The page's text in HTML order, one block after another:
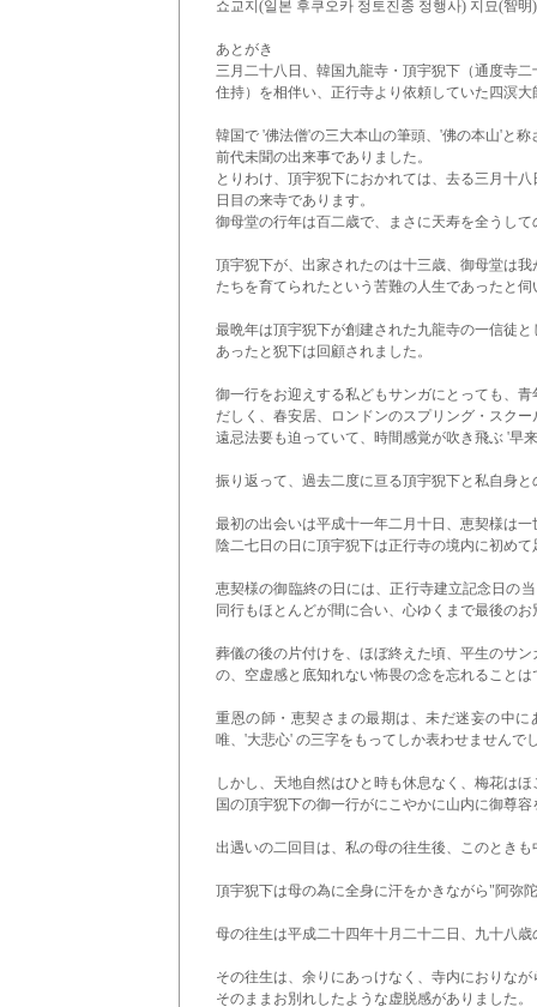
쇼교지(일본 후쿠오카 정토진종 정행사) 지묘(智明
あとがき
三月二十八日、韓国九龍寺・頂宇猊下（通度寺
住持）を相伴い、正行寺より依頼していた四溟
韓国で '佛法僧'の三大本山の筆頭、'佛の本山'と
前代未聞の出来事でありました。
とりわけ、頂宇猊下におかれては、去る三月十
日目の来寺であります。
御母堂の行年は百二歳で、まさに天寿を全うし
頂宇猊下が、出家されたのは十三歳、御母堂は
たちを育てられたという苦難の人生であったと伺
最晩年は頂宇猊下が創建された九龍寺の一信徒
あったと猊下は回顧されました。
御一行をお迎えする私どもサンガにとっても、
だしく、春安居、ロンドンのスプリング・スク
遠忌法要も迫っていて、時間感覚が吹き飛ぶ '早
振り返って、過去二度に亘る頂宇猊下と私自身
最初の出会いは平成十一年二月十日、恵契様は
陰二七日の日に頂宇猊下は正行寺の境内に初め
恵契様の御臨終の日には、正行寺建立記念日の
同行もほとんどが間に合い、心ゆくまで最後の
葬儀の後の片付けを、ほぼ終えた頃、平生のサ
の、空虚感と底知れない怖畏の念を忘れることは
重恩の師・恵契さまの最期は、未だ迷妄の中
唯、'大悲心' の三字をもってしか表わせませんで
しかし、天地自然はひと時も休息なく、梅花は
国の頂宇猊下の御一行がにこやかに山内に御尊
出遇いの二回目は、私の母の往生後、このとき
頂宇猊下は母の為に全身に汗をかきながら"阿弥
母の往生は平成二十四年十月二十二日、九十八歳
その往生は、余りにあっけなく、寺内におりな
そのままお別れしたような虚脱感がありました。